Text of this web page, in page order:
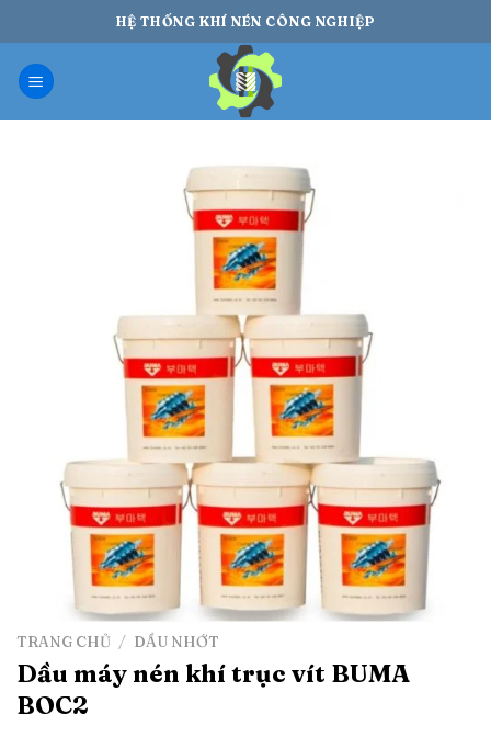
qua
nội
dung
HỆ THỐNG KHÍ NÉN CÔNG NGHIỆP
TRANG CHỦ / DẦU NHỚT
Dầu máy nén khí trục vít BUMA
BOC2